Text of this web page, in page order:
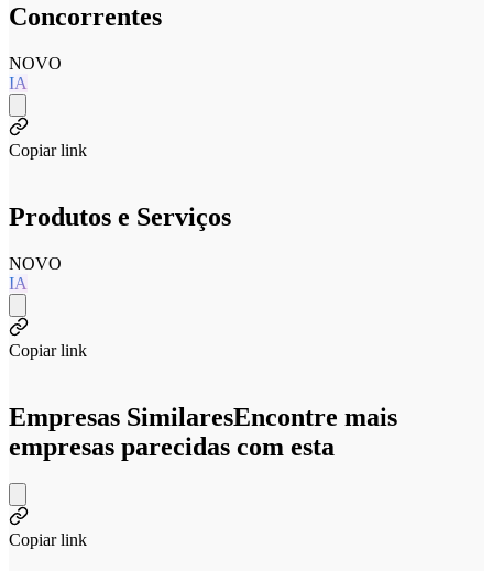
Concorrentes
NOVO
IA
Copiar link
Produtos e Serviços
NOVO
IA
Copiar link
Empresas SimilaresEncontre mais
empresas parecidas com esta
Copiar link